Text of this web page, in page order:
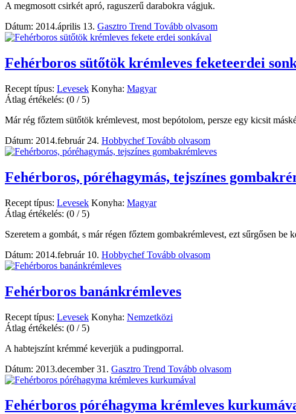
A megmosott csirkét apró, raguszerű darabokra vágjuk.
Dátum: 2014.április 13. Gasztro Trend Tovább olvasom
Fehérboros sütőtök krémleves feketeerdei
Recept típus: Levesek Konyha: Magyar
Átlag értékelés: (0 / 5)
Már rég főztem sütőtök krémlevest, most bepótolom, persze egy kicsit
Dátum: 2014.február 24. HobbychefTovább olvasom
Fehérboros, póréhagymás, tejszínes
Recept típus: Levesek Konyha: Magyar
Átlag értékelés: (0 / 5)
Szeretem a gombát, s már régen főztem gombakrémlevest, ezt sűrgősen be
Dátum: 2014.február 10. HobbychefTovább olvasom
Fehérboros banánkrémleves
Recept típus: Levesek Konyha: Nemzetközi
Átlag értékelés: (0 / 5)
A habtejszínt krémmé keverjük a pudingporral.
Dátum: 2013.december 31. Gasztro Trend Tovább olvasom
Fehérboros póréhagyma krémleves